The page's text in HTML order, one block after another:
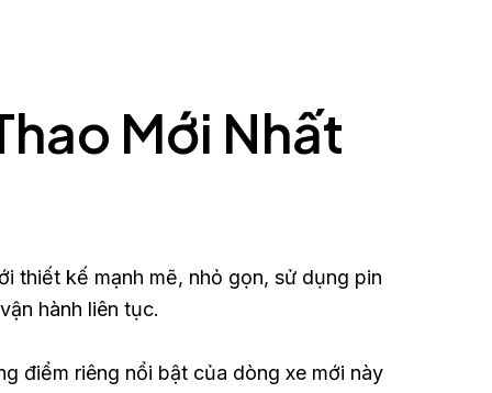
Mới Nhất
thiết kế mạnh mẽ, nhỏ gọn, sử dụng pin
hành liên tục.
điểm riêng nổi bật của dòng xe mới này